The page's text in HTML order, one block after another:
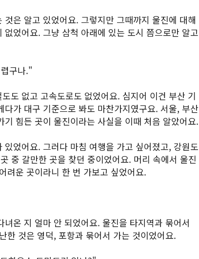
은 알고 있었어요. 그렇지만 그때까지 울진에 대해
없었어요. 그냥 삼척 아래에 있는 도시 쯤으로만 알고
구나."
도 없고 고속도로도 없었어요. 심지어 이건 부산 기
다가 대구 기준으로 봐도 마찬가지였구요. 서울, 부산
기 힘든 곳이 울진이라는 사실을 이때 처음 알았어요.
있었어요. 그러다 마침 여행을 가고 싶어졌고, 강원도
중 갈만한 곳을 찾던 중이었어요. 머리 속에서 울진
려운 곳이라니 한 번 가보고 싶었어요.
온 지 얼마 안 되었어요. 울진을 타지역과 묶어서
한 것은 영덕, 포항과 묶어서 가는 것이었어요.